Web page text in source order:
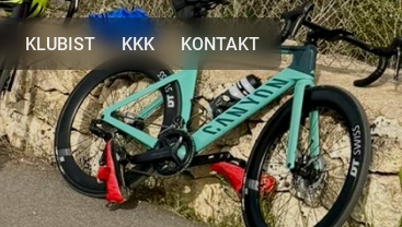
KLUBIST KKK KONTAKT